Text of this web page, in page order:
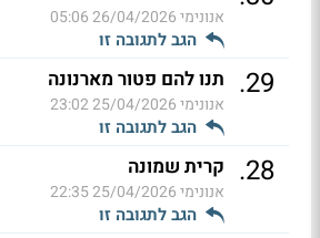
אנונימי26/04/2026 05:06
הגב לתגובה זו
29
. תנו להם פטור מארנונה
אנונימי25/04/2026 23:02
הגב לתגובה זו
28
. קרית שמונה
אנונימי25/04/2026 22:35
הגב לתגובה זו